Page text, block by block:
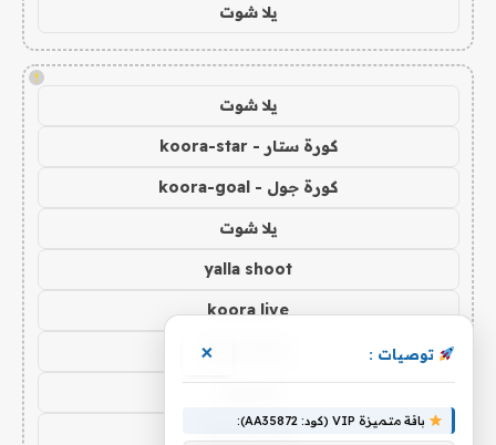
يلا شوت
!
يلا شوت
كورة ستار - koora-star
كورة جول - koora-goal
يلا شوت
yalla shoot
koora live
koora live
koora live
توصيات : ×
باقة متميزة VIP (كود: AA35872):